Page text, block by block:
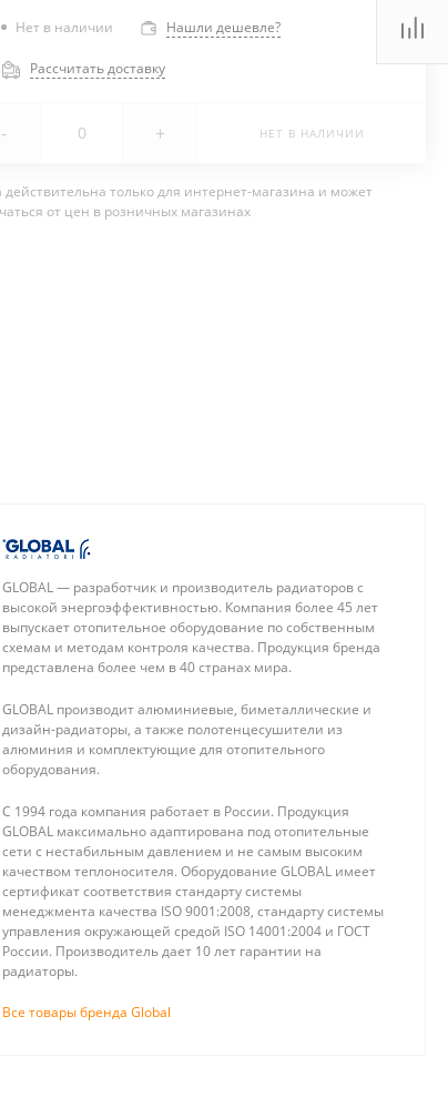
Нет в наличии Нашли дешевле?
Рассчитать доставку
- + НЕТ В НАЛИЧИИ
действительна только для интернет-магазина и может
от цен в розничных магазинах
Rommer
Подложка для
теплого пола 3
мм / длина 25
м, ширина 1.2
м (по 30 м2)
80 ₽
Aquasfera 9501
Коллекторная
группа 06 вых. с
"маевским" и
сливом из нерж.
стали (с
7 520 ₽
GLOBAL — разработчик и производитель радиаторов с
высокой энергоэффективностью. Компания более 45 лет
выпускает отопительное оборудование по собственным
схемам и методам контроля качества. Продукция бренда
представлена более чем в 40 странах мира.
GLOBAL производит алюминиевые, биметаллические и
дизайн-радиаторы, а также полотенцесушители из
алюминия и комплектующие для отопительного
оборудования.
С 1994 года компания работает в России. Продукция
GLOBAL максимально адаптирована под отопительные
сети с нестабильным давлением и не самым высоким
качеством теплоносителя. Оборудование GLOBAL имеет
сертификат соответствия стандарту системы
менеджмента качества ISO 9001:2008, стандарту системы
управления окружающей средой ISO 14001:2004 и ГОСТ
России. Производитель дает 10 лет гарантии на
радиаторы.
Все товары бренда Global